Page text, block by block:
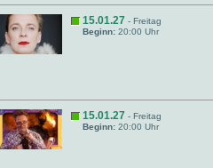
15.01.27 - Freitag
Beginn: 20:00 Uhr
15.01.27 - Freitag
Beginn: 20:00 Uhr